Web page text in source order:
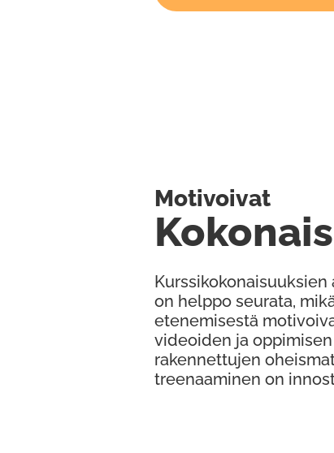
on helppo seurata,
etenemisestä
videoiden ja
rakennettujen
treenaaminen on
Motivoivat